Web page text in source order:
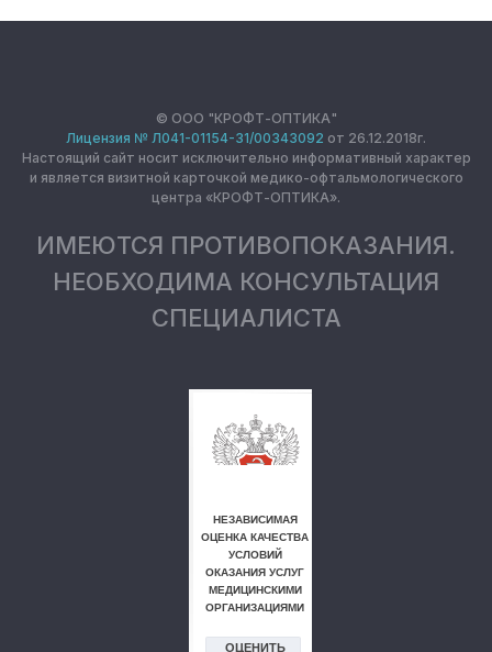
© ООО "КРОФТ-ОПТИКА"
Лицензия № Л041-01154-31/00343092 от 26.12.2018г.
Настоящий сайт носит исключительно информативный характер
и является визитной карточкой медико-офтальмологического
центра «КРОФТ-ОПТИКА».
ИМЕЮТСЯ ПРОТИВОПОКАЗАНИЯ.
НЕОБХОДИМА КОНСУЛЬТАЦИЯ
СПЕЦИАЛИСТА